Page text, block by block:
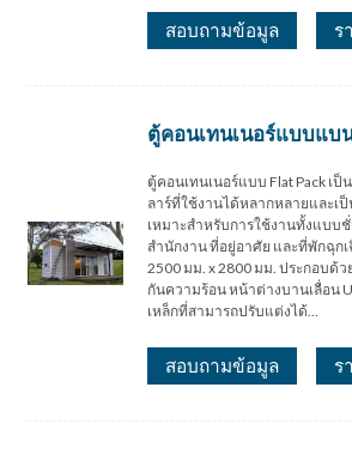
สอบถามข้อมูล ร
ตู้คอนเทนเนอร์แบบแบ
ตู้คอนเทนเนอร์แบบ Flat Pack เ
ลาร์ที่ใช้งานได้หลากหลายและเ
เหมาะสำหรับการใช้งานทั้งแบบ
สำนักงาน ที่อยู่อาศัย และที่พักฉุก
2500 มม. x 2800 มม. ประกอบด้
กันความร้อน หน้าต่างบานเลื่อน
เหล็กที่สามารถปรับแต่งได้...
สอบถามข้อมูล ร